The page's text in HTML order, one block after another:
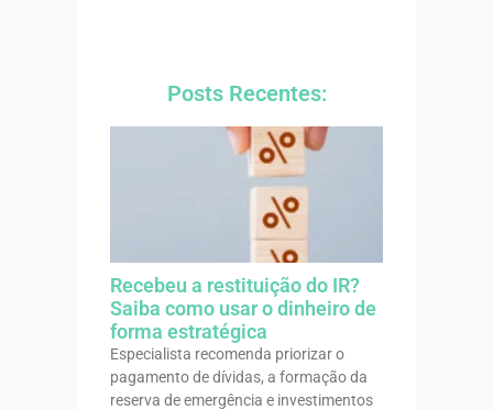
Posts Recentes:
Recebeu a restituição do IR?
Saiba como usar o dinheiro de
forma estratégica
Especialista recomenda priorizar o
pagamento de dívidas, a formação da
reserva de emergência e investimentos